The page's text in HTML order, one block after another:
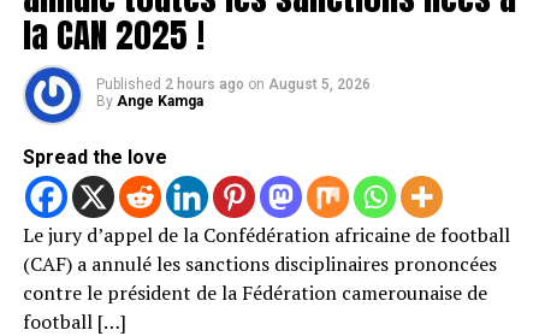
la CAN 2025 !
Published 2 hours ago on August 5, 2026
By Ange Kamga
Spread the love
Le jury d’appel de la Confédération africaine de football
(CAF) a annulé les sanctions disciplinaires prononcées
contre le président de la Fédération camerounaise de
football […]